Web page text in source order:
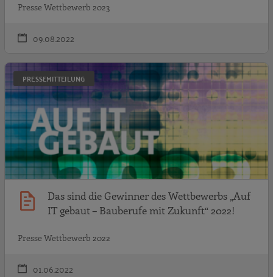
Presse Wettbewerb 2023
09.08.2022
PRESSEMITTEILUNG
Das sind die Gewinner des Wettbewerbs „Auf
IT gebaut – Bauberufe mit Zukunft“ 2022!
Presse Wettbewerb 2022
01.06.2022